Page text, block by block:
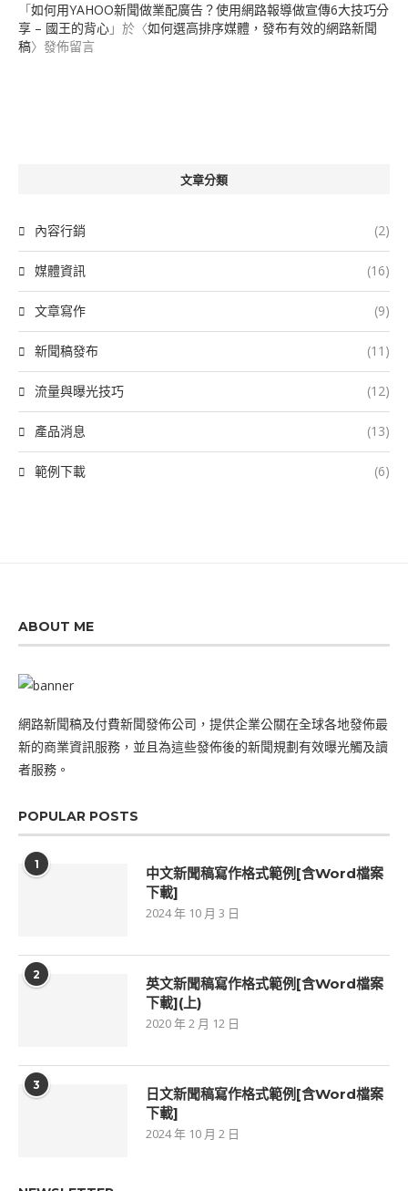
「如何用YAHOO新聞做業配廣告？使用網路報導做宣傳6大技巧分
享 – 國王的背心 」於〈如何選高排序媒體，發布有效的網路新聞
稿〉發佈留言
文章分類
內容行銷 (2)
媒體資訊 (16)
文章寫作 (9)
新聞稿發布 (11)
流量與曝光技巧 (12)
產品消息 (13)
範例下載 (6)
ABOUT ME
網路新聞稿及付費新聞發佈公司，提供企業公關在全球各地發佈最
新的商業資訊服務，並且為這些發佈後的新聞規劃有效曝光觸及讀
者服務。
POPULAR POSTS
1
中文新聞稿寫作格式範例[含Word檔案
下載]
2024 年 10 月 3 日
2
英文新聞稿寫作格式範例[含Word檔案
下載](上)
2020 年 2 月 12 日
3
日文新聞稿寫作格式範例[含Word檔案
下載]
2024 年 10 月 2 日